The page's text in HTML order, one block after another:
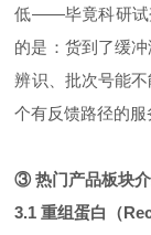
低——毕竟科研试
的是：货到了缓
辨识、批次号能
个有反馈路径的服
③ 热门产品板块
3.1 重组蛋白（